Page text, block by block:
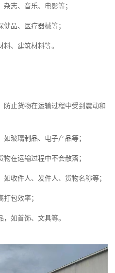
志、音乐、电影等；
品、医疗器械等；
、建筑材料等。
防止货物在运输过程中受到震动和
玻璃制品、电子产品等；
在运输过程中不会散落；
收件人、发件人、货物名称等；
包效率；
如首饰、文具等。